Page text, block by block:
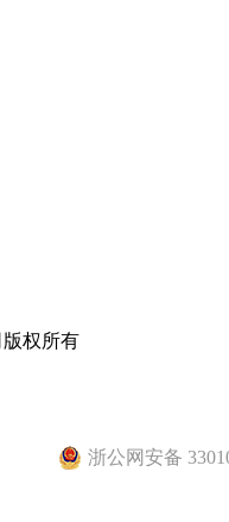
版权所有
浙公网安备